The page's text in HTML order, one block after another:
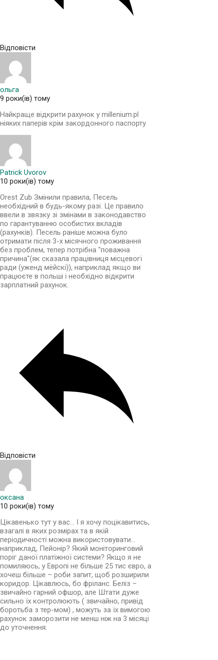
Відповісти
ольга
9 роки(ів) тому
Найкраще відкрити рахунок у millenium.pl
ніяких паперів крім закордонного паспорту
Patrick Uvorov
10 роки(ів) тому
Orest Zub Змінили правила, Песель
необхідний в будь-якому разі. Це правило
ввели в звязку зі змінами в законодавство
по гарантуванню особистих вкладів
(рахунків). Песель раніше можна було
отримати після 3-х місячного проживання
без проблем, тепер потрібна "поважна
причина"(як сказала працівниця місцевогї
ради (уженд мёйскі)), наприклад якщо ви
працюєте в польші і необхідно відкрити
зарплатний рахунок.
Відповісти
оксана
10 роки(ів) тому
Цікавенько тут у вас… І я хочу поцікавитись,
взагалі в яких розмірах та в якій
періодичності можна використовувати…
наприклад, Пейонір? Який моніторинговий
поріг даної платіжної системи? Якщо я не
помиляюсь, у Европі не більше 25 тис євро, а
хочеш більше – роби запит, щоб розширили
коридор. Цікавлюсь, бо фріланс. Беліз –
звичайно гарний офшор, але Штати дуже
сильно їх контролюють ( звичайно, привід
боротьба з тер-мом) , можуть за їх вимогою
рахунок заморозити не менш ніж на 3 місяці
до уточнення.